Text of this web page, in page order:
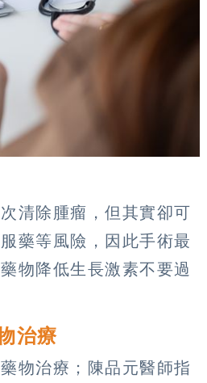
清除腫瘤，但其實卻可
藥等風險，因此手術最
物降低生長激素不要過
治療
物治療；陳品元醫師指